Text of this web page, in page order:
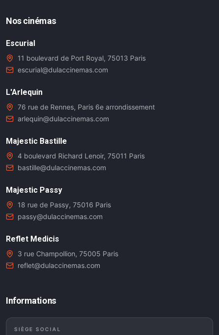
Nos cinémas
Escurial
11 boulevard de Port Royal, 75013 Paris
escurial@dulaccinemas.com
L'Arlequin
76 rue de Rennes, Paris 6e arrondissement
arlequin@dulaccinemas.com
Majestic Bastille
4 boulevard Richard Lenoir, 75011 Paris
bastille@dulaccinemas.com
Majestic Passy
18 rue de Passy, 75016 Paris
passy@dulaccinemas.com
Reflet Medicis
3 rue Champollion, 75005 Paris
reflet@dulaccinemas.com
Informations
SIÈGE SOCIAL